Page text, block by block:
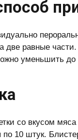
две равные
уменьшить до
со вкусом мяса
10 штук.